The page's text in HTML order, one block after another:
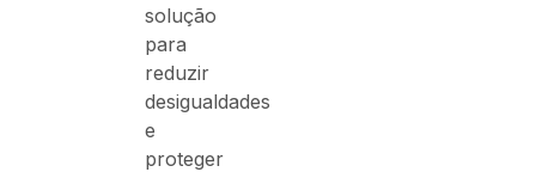
solução
para
reduzir
desigualdades
e
proteger